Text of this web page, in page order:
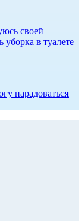
своей
уборка в туалете
нарадоваться